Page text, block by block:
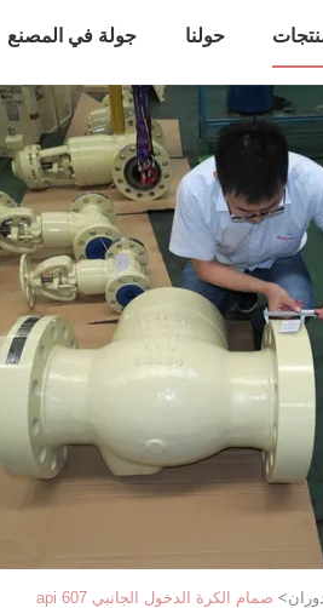
حولنا جولة في المصنع
> صمام الكرة الدخول الجانبي api 607